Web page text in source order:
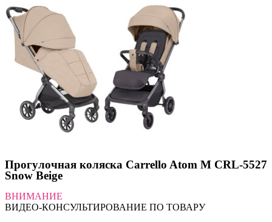
Прогулочная коляска Carrello Atom M CRL-5527
Snow Beige
ВНИМАНИЕ
ВИДЕО-КОНСУЛЬТИРОВАНИЕ ПО ТОВАРУ